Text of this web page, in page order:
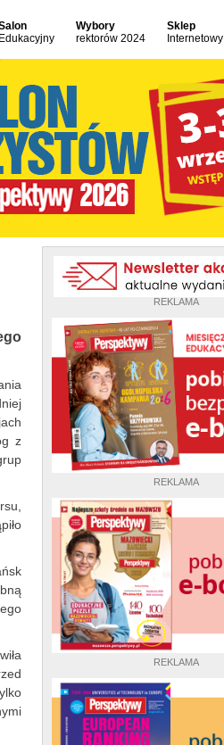
Edukacyjny
Wybory
rektorów 2024
Sklep
Internetowy
REKLAMA
REKLAMA
REKLAMA
z